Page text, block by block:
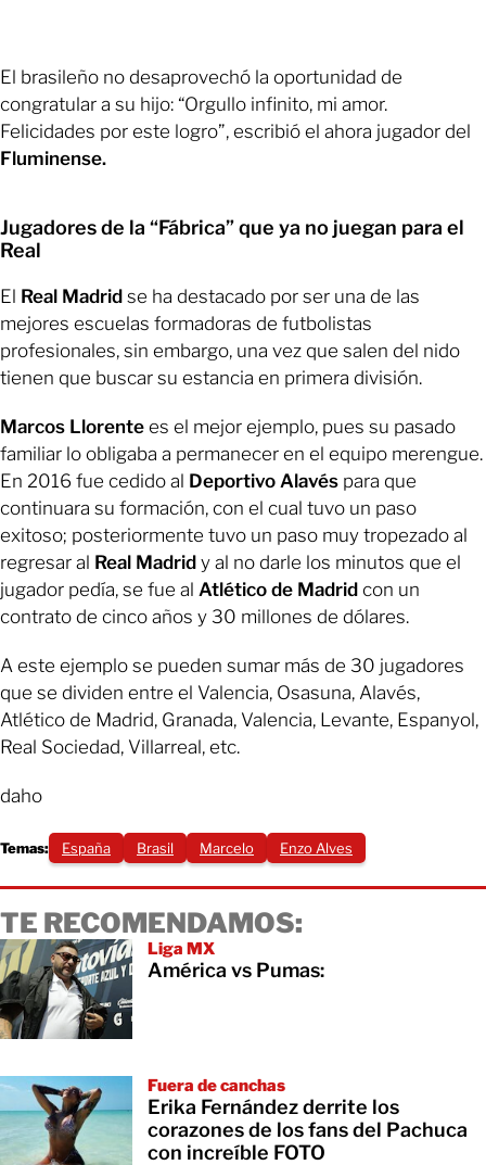
El brasileño no desaprovechó la oportunidad de
congratular a su hijo: “Orgullo infinito, mi amor.
Felicidades por este logro”, escribió el ahora jugador del
Fluminense.
Jugadores de la “Fábrica” que ya no juegan para el
Real
El Real Madrid se ha destacado por ser una de las
mejores escuelas formadoras de futbolistas
profesionales, sin embargo, una vez que salen del nido
tienen que buscar su estancia en primera división.
Marcos Llorente es el mejor ejemplo, pues su pasado
familiar lo obligaba a permanecer en el equipo merengue.
En 2016 fue cedido al Deportivo Alavés para que
continuara su formación, con el cual tuvo un paso
exitoso; posteriormente tuvo un paso muy tropezado al
regresar al Real Madrid y al no darle los minutos que el
jugador pedía, se fue al Atlético de Madrid con un
contrato de cinco años y 30 millones de dólares.
A este ejemplo se pueden sumar más de 30 jugadores
que se dividen entre el Valencia, Osasuna, Alavés,
Atlético de Madrid, Granada, Valencia, Levante, Espanyol,
Real Sociedad, Villarreal, etc.
daho
Temas: España Brasil Marcelo Enzo Alves
TE RECOMENDAMOS:
Liga MX
América vs Pumas:
Fuera de canchas
Erika Fernández derrite los
corazones de los fans del Pachuca
con increíble FOTO